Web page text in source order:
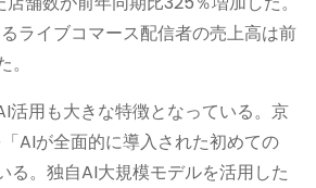
ライブコマース配信者の売上高は前
活用も大きな特徴となっている。京
AIが全面的に導入された初めての
る。独自AI大規模モデルを活用した